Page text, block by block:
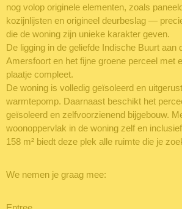
nog volop originele elementen, zoals
kozijnlijsten en origineel deurbeslag —
die de woning zijn unieke karakter geven.
De ligging in de geliefde Indische Buurt aan
Amersfoort en het fijne groene perceel met
plaatje compleet.
De woning is volledig geïsoleerd en
warmtepomp. Daarnaast beschikt het
geïsoleerd en zelfvoorzienend bijgebouw.
woonoppervlak in de woning zelf en
158 m² biedt deze plek alle ruimte die je
We nemen je graag mee: